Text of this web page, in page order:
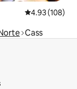
Calificación
4.93 (108)
Cass